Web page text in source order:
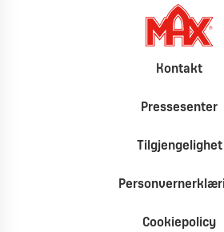
Kontakt
Pressesenter
Tilgjengelighet
Cookiepolicy